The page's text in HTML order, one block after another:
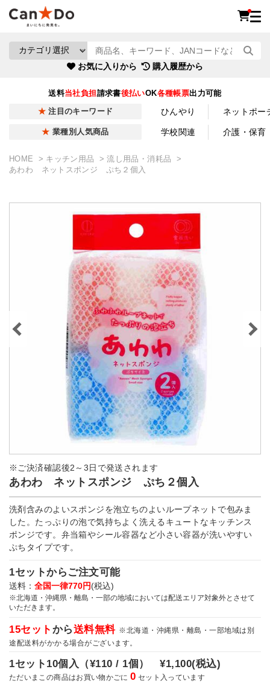
お気に入りから 購入履歴から
送料当社負担請求書後払いOK各種帳票出力可能
注目のキーワード ひんやり ネットポー
業種別人気商品 学校関連 介護・保育
HOME キッチン用品
流し用品・消耗品
あわわ ネットスポンジ ぷち２個入
※ご決済確認後2～3日で発送されます
あわわ ネットスポンジ ぷち２個入
洗剤含みのよいスポンジを泡立ちのよいループネットで包みま
した。たっぷりの泡で気持ちよく洗えるキュートなキッチンス
ポンジです。弁当箱やシール容器など小さい容器が洗いやすい
ぷちタイプです。
1セットからご注文可能
送料： 全国一律770円(税込)
※北海道・沖縄県・離島・一部の地域においては配送エリア対象外とさせて
いただきます。
15セット から送料無料 ※北海道・沖縄県・離島・一部地域は別
途配送料がかかる場合がございます。
1セット10個入（¥110 / 1個）¥1,100(税込)
ただいまこの商品はお買い物かごに0 セット入っています